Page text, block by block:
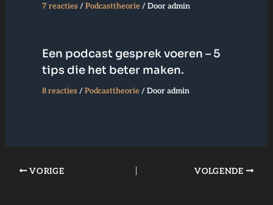
7 reacties /Podcasttheorie/ Dooradmin
Een podcast gesprek voeren – 5
tips die het beter maken.
8 reacties /Podcasttheorie/ Dooradmin
VORIGE VOLGENDE